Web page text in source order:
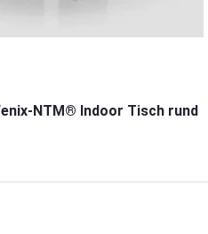
NTM® Indoor Tisch rund